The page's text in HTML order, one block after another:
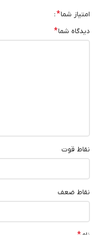
امتیاز شما*
دیدگاه شما*
نقاط قوت
نقاط ضعف